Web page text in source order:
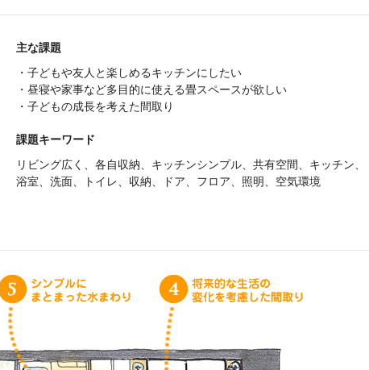
主な課題
・子どもや友人と楽しめるキッチンにしたい
・昼寝や家事など多目的に使える畳スペースが欲しい
・子どもの成長を考えた間取り
課題キーワード
リビング広く、各自収納、キッチンシンプル、共有空間、キッチン、
浴室、洗面、トイレ、収納、ドア、フロア、照明、空気環境